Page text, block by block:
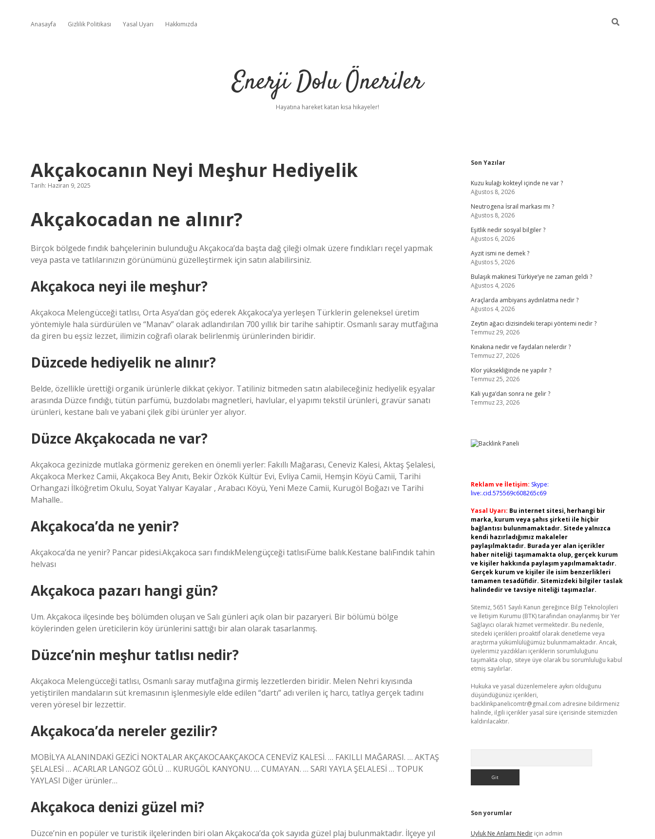
Anasayfa Gizlilik Politikası Yasal Uyarı Hakkımızda
Enerji Dolu Öneriler
Hayatına hareket katan kısa hikayeler!
Akçakocanın Neyi Meşhur Hediyelik
Tarih: Haziran 9, 2025
Akçakocadan ne alınır?
Birçok bölgede fındık bahçelerinin bulunduğu Akçakoca’da başta dağ çileği olmak üzere fındıkları reçel yapmak
veya pasta ve tatlılarınızın görünümünü güzelleştirmek için satın alabilirsiniz.
Akçakoca neyi ile meşhur?
Akçakoca Melengücceği tatlısı, Orta Asya’dan göç ederek Akçakoca’ya yerleşen Türklerin geleneksel üretim
yöntemiyle hala sürdürülen ve “Manav” olarak adlandırılan 700 yıllık bir tarihe sahiptir. Osmanlı saray mutfağına
da giren bu eşsiz lezzet, ilimizin coğrafi olarak belirlenmiş ürünlerinden biridir.
Düzcede hediyelik ne alınır?
Belde, özellikle ürettiği organik ürünlerle dikkat çekiyor. Tatiliniz bitmeden satın alabileceğiniz hediyelik eşyalar
arasında Düzce fındığı, tütün parfümü, buzdolabı magnetleri, havlular, el yapımı tekstil ürünleri, gravür sanatı
ürünleri, kestane balı ve yabani çilek gibi ürünler yer alıyor.
Düzce Akçakocada ne var?
Akçakoca gezinizde mutlaka görmeniz gereken en önemli yerler: Fakıllı Mağarası, Ceneviz Kalesi, Aktaş Şelalesi,
Akçakoca Merkez Camii, Akçakoca Bey Anıtı, Bekir Özkök Kültür Evi, Evliya Camii, Hemşin Köyü Camii, Tarihi
Orhangazi İlköğretim Okulu, Soyat Yalıyar Kayalar , Arabacı Köyü, Yeni Meze Camii, Kurugöl Boğazı ve Tarihi
Mahalle..
Akçakoca’da ne yenir?
Akçakoca’da ne yenir? Pancar pidesi.Akçakoca sarı fındıkMelengüçceği tatlısıFüme balık.Kestane balıFındık tahin
helvası
Akçakoca pazarı hangi gün?
Um. Akçakoca ilçesinde beş bölümden oluşan ve Salı günleri açık olan bir pazaryeri. Bir bölümü bölge
köylerinden gelen üreticilerin köy ürünlerini sattığı bir alan olarak tasarlanmış.
Düzce’nin meşhur tatlısı nedir?
Akçakoca Melengücceği tatlısı, Osmanlı saray mutfağına girmiş lezzetlerden biridir. Melen Nehri kıyısında
yetiştirilen mandaların süt kremasının işlenmesiyle elde edilen “dartı” adı verilen iç harcı, tatlıya gerçek tadını
veren yöresel bir lezzettir.
Akçakoca’da nereler gezilir?
MOBİLYA ALANINDAKİ GEZİCİ NOKTALAR AKÇAKOCAAKÇAKOCA CENEVİZ KALESİ. … FAKILLI MAĞARASI. … AKTAŞ
ŞELALESİ … ACARLAR LANGOZ GÖLÜ … KURUGÖL KANYONU. … CUMAYAN. … SARI YAYLA ŞELALESİ … TOPUK
YAYLASI Diğer ürünler…
Akçakoca denizi güzel mi?
Düzce’nin en popüler ve turistik ilçelerinden biri olan Akçakoca’da çok sayıda güzel plaj bulunmaktadır. İlçeye yıl
Sidebar
Son Yazılar
Kuzu kulağı kokteyl içinde ne var ?
Ağustos 8, 2026
Neutrogena İsrail markası mı ?
Ağustos 8, 2026
Eşitlik nedir sosyal bilgiler ?
Ağustos 6, 2026
Ayzit ismi ne demek ?
Ağustos 5, 2026
Bulaşık makinesi Türkiye’ye ne zaman geldi ?
Ağustos 4, 2026
Araçlarda ambiyans aydınlatma nedir ?
Ağustos 4, 2026
Zeytin ağacı dizisindeki terapi yöntemi nedir ?
Temmuz 29, 2026
Kınakına nedir ve faydaları nelerdir ?
Temmuz 27, 2026
Klor yüksekliğinde ne yapılır ?
Temmuz 25, 2026
Kali yuga’dan sonra ne gelir ?
Temmuz 23, 2026
Reklam ve İletişim: Skype:
live:.cid.575569c608265c69
Yasal Uyarı: Bu internet sitesi, herhangi bir
marka, kurum veya şahıs şirketi ile hiçbir
bağlantısı bulunmamaktadır. Sitede yalnızca
kendi hazırladığımız makaleler
paylaşılmaktadır. Burada yer alan içerikler
haber niteliği taşımamakta olup, gerçek kurum
ve kişiler hakkında paylaşım yapılmamaktadır.
Gerçek kurum ve kişiler ile isim benzerlikleri
tamamen tesadüfidir. Sitemizdeki bilgiler taslak
halindedir ve tavsiye niteliği taşımazlar.
Sitemiz, 5651 Sayılı Kanun gereğince Bilgi Teknolojileri
ve İletişim Kurumu (BTK) tarafından onaylanmış bir Yer
Sağlayıcı olarak hizmet vermektedir. Bu nedenle,
sitedeki içerikleri proaktif olarak denetleme veya
araştırma yükümlülüğümüz bulunmamaktadır. Ancak,
üyelerimiz yazdıkları içeriklerin sorumluluğunu
taşımakta olup, siteye üye olarak bu sorumluluğu kabul
etmiş sayılırlar.
Hukuka ve yasal düzenlemelere aykırı olduğunu
düşündüğünüz içerikleri,
backlinkpanelicomtr@gmail.com adresine bildirmeniz
halinde, ilgili içerikler yasal süre içerisinde sitemizden
kaldırılacaktır.
Son yorumlar
Uyluk Ne Anlamı Nediriçin admin